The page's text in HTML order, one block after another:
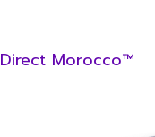
Direct Morocco™